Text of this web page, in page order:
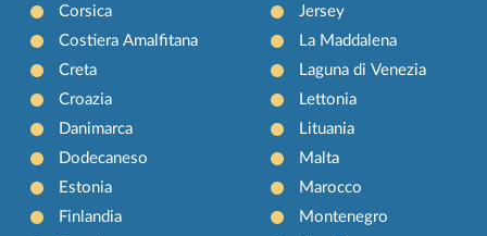
Corsica
Costiera Amalfitana
Creta
Croazia
Danimarca
Dodecaneso
Estonia
Finlandia
Jersey
La Maddalena
Laguna di Venezia
Lettonia
Lituania
Malta
Marocco
Montenegro